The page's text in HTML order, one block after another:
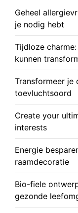
Geheel
je nodig hebt
Tijdloze
kunnen
Transformeer je
toevluchtsoord
Create your
interests
Energie
raamdecoratie
Bio-fiele
gezonde